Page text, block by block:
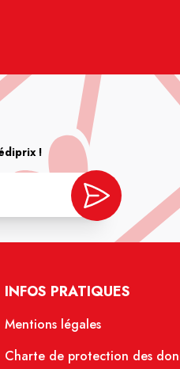
!
INFOS PRATIQUES
Mentions légales
Charte de protection des